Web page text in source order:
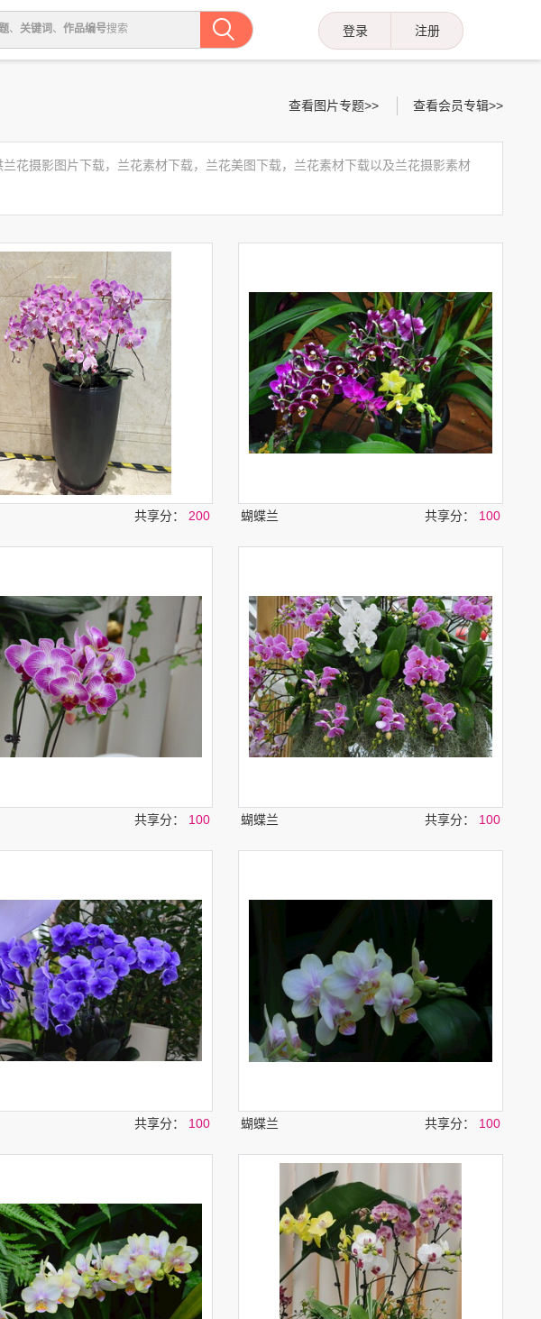
、 关键词 、 作品编号搜索 登录 注册
查看会员专辑>>
查看图片专题>>
花摄影图片下载，兰花素材下载，兰花美图下载，兰花素材下载以及兰花摄影素材
共享分： 200 蝴蝶兰 共享分： 100
共享分： 100 蝴蝶兰 共享分： 100
共享分： 100 蝴蝶兰 共享分： 100